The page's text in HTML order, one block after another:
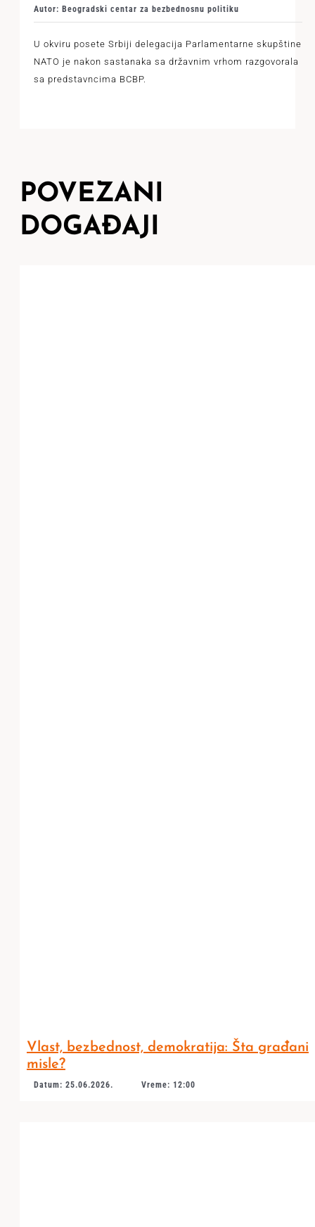
Autor: Beogradski centar za bezbednosnu politiku
U okviru posete Srbiji delegacija Parlamentarne skupštine
NATO je nakon sastanaka sa državnim vrhom razgovorala
sa predstavncima BCBP.
POVEZANI
DOGAĐAJI
Vlast, bezbednost, demokratija: Šta građani
misle?
Datum: 25.06.2026. Vreme: 12:00